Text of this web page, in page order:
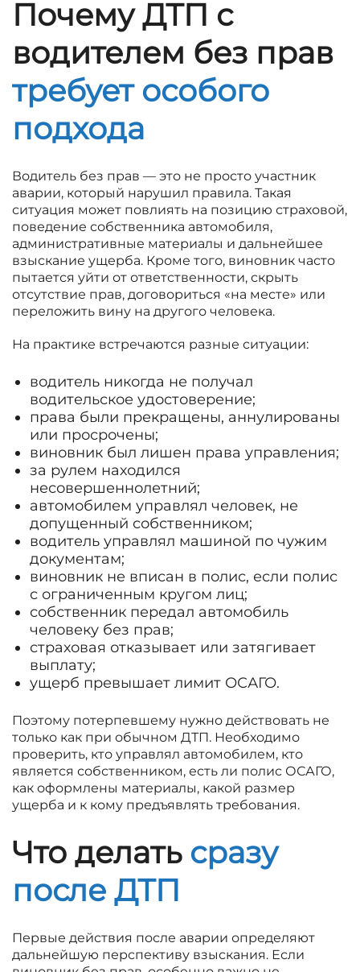
Почему ДТП с
водителем без прав
требует особого
подхода
Водитель без прав — это не просто участник
аварии, который нарушил правила. Такая
ситуация может повлиять на позицию страховой,
поведение собственника автомобиля,
административные материалы и дальнейшее
взыскание ущерба. Кроме того, виновник часто
пытается уйти от ответственности, скрыть
отсутствие прав, договориться «на месте» или
переложить вину на другого человека.
На практике встречаются разные ситуации:
водитель никогда не получал
водительское удостоверение;
права были прекращены, аннулированы
или просрочены;
виновник был лишен права управления;
за рулем находился
несовершеннолетний;
автомобилем управлял человек, не
допущенный собственником;
водитель управлял машиной по чужим
документам;
виновник не вписан в полис, если полис
с ограниченным кругом лиц;
собственник передал автомобиль
человеку без прав;
страховая отказывает или затягивает
выплату;
ущерб превышает лимит ОСАГО.
Поэтому потерпевшему нужно действовать не
только как при обычном ДТП. Необходимо
проверить, кто управлял автомобилем, кто
является собственником, есть ли полис ОСАГО,
как оформлены материалы, какой размер
ущерба и к кому предъявлять требования.
Что делать сразу
после ДТП
Первые действия после аварии определяют
дальнейшую перспективу взыскания. Если